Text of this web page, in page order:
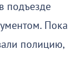
подъезде
Пока
полицию,